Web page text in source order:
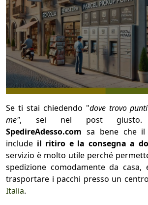
Nazione arrivo
quantità
1
COLLO 1
kg
Se ti stai chiedendo "dove trovo
me", sei nel post giusto.
SpedireAdesso.com sa bene che il
include il ritiro e la consegna a
servizio è molto utile perché
spedizione comodamente da casa,
trasportare i pacchi presso un
Italia.